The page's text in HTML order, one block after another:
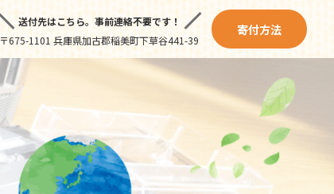
送付先はこちら。 事前連絡不要です！
〒675-1101 兵庫県加古郡稲美町下草谷441-39
寄付方法